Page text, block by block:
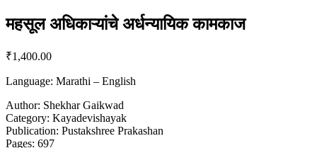
महसूल अधिकाऱ्यांचे अर्धन्यायिक कामकाज
₹1,400.00
Language: Marathi – English
Author: Shekhar Gaikwad
Category: Kayadevishayak
Publication: Pustakshree Prakashan
Pages: 697